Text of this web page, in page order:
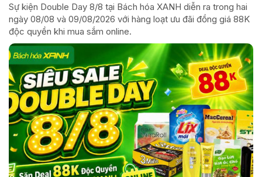
Sự kiện Double Day 8/8 tại Bách hóa XANH diễn ra trong hai
ngày 08/08 và 09/08/2026 với hàng loạt ưu đãi đồng giá 88K
độc quyền khi mua sắm online.